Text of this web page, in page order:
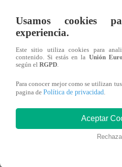
Congreso: proponen que el
salario presidencial se aplique
También
interesar
Usamos cookies
experiencia.
Este sitio utiliza cookies para
contenido. Si estás en la Unión
según el RGPD
Para conocer mejor como se utilizan
pagina de Política de privacidad
Aceptar